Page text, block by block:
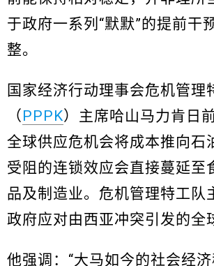
于政府一系列“默默”的提前干
整。
国家经济行动理事会危机管理
（ PPPK）主席哈山马力肯日
全球供应危机会将成本推向石
受阻的连锁效应会直接蔓延至
品及制造业。危机管理特工队
政府应对由西亚冲突引发的全
他强调：“大马如今的社会经